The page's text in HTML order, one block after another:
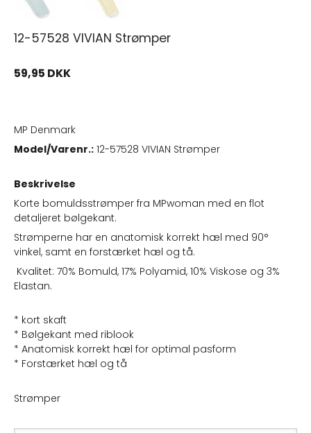
12-57528 VIVIAN Strømper
59,95 DKK
MP Denmark
Model/Varenr.: 12-57528 VIVIAN Strømper
Beskrivelse
Korte bomuldsstrømper fra MPwoman med en flot
detaljeret bølgekant.
Strømperne har en anatomisk korrekt hæl med 90°
vinkel, samt en forstærket hæl og tå.
Kvalitet: 70% Bomuld, 17% Polyamid, 10% Viskose og 3%
Elastan.
* kort skaft
* Bølgekant med riblook
* Anatomisk korrekt hæl for optimal pasform
* Forstærket hæl og tå
Strømper